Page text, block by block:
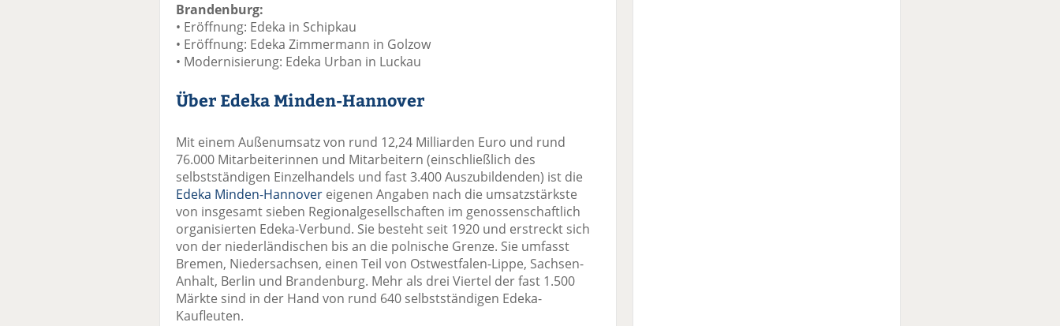
Brandenburg:
• Eröffnung: Edeka in Schipkau
• Eröffnung: Edeka Zimmermann in Golzow
• Modernisierung: Edeka Urban in Luckau
Über Edeka Minden-Hannover
Mit einem Außenumsatz von rund 12,24 Milliarden Euro und rund
76.000 Mitarbeiterinnen und Mitarbeitern (einschließlich des
selbstständigen Einzelhandels und fast 3.400 Auszubildenden) ist die
Edeka Minden-Hannover eigenen Angaben nach die umsatzstärkste
von insgesamt sieben Regionalgesellschaften im genossenschaftlich
organisierten Edeka-Verbund. Sie besteht seit 1920 und erstreckt sich
von der niederländischen bis an die polnische Grenze. Sie umfasst
Bremen, Niedersachsen, einen Teil von Ostwestfalen-Lippe, Sachsen-
Anhalt, Berlin und Brandenburg. Mehr als drei Viertel der fast 1.500
Märkte sind in der Hand von rund 640 selbstständigen Edeka-
Kaufleuten.